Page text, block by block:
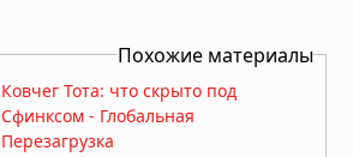
Похожие материалы
Ковчег Тота: что скрыто под
Сфинксом - Глобальная
Перезагрузка